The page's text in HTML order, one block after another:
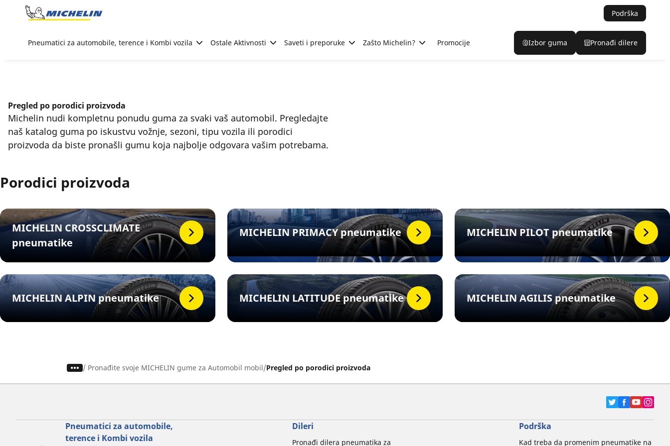
Go to page content
Podrška
Pneumatici za automobile, terence i Kombi vozila Ostale Aktivnosti Saveti i preporuke Zašto Michelin? Promocije Izbor guma Pronađi dilere
Pregled po porodici proizvoda
Michelin nudi kompletnu ponudu guma za svaki vaš automobil. Pregledajte
naš katalog guma po iskustvu vožnje, sezoni, tipu vozila ili porodici
proizvoda da biste pronašli gumu koja najbolje odgovara vašim potrebama.
Porodici proizvoda
MICHELIN CROSSCLIMATE
pneumatike
MICHELIN PRIMACY pneumatike MICHELIN PILOT pneumatike
MICHELIN ALPIN pneumatike MICHELIN LATITUDE pneumatike MICHELIN AGILIS pneumatike
/ Pronađite svoje MICHELIN gume za Automobil mobil Pregled po porodici proizvoda
Pneumatici za automobile,
terence i Kombi vozila
Dileri
Pronađi dilera pneumatika za
Podrška
Kad treba da promenim pneumatike na